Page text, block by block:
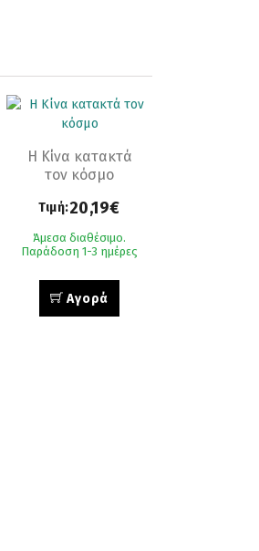
Η Κίνα κατακτά
τον κόσμο
Τιμή:20,19€
Άμεσα διαθέσιμο.
Παράδοση 1-3 ημέρες
Αγορά